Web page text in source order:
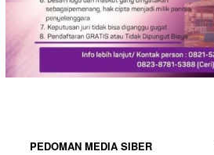
PEDOMAN MEDIA SIBER